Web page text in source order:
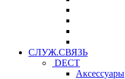
СЛУЖ.СВЯЗЬ
DECT
Аксессуары